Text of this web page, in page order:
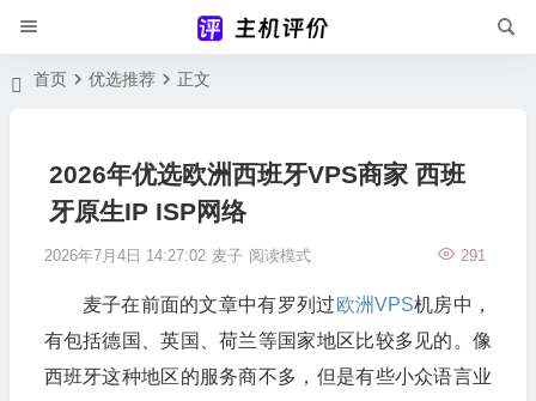
首页 优选推荐 正文
2026年优选欧洲西班牙VPS商家 西班
牙原生IP ISP网络
2026年7月4日 14:27:02 麦子 291
阅读模式
麦子在前面的文章中有罗列过欧洲VPS机房中，
有包括德国、英国、荷兰等国家地区比较多见的。像
西班牙这种地区的服务商不多，但是有些小众语言业